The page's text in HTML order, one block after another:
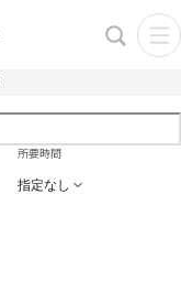
所要時間
指定なし